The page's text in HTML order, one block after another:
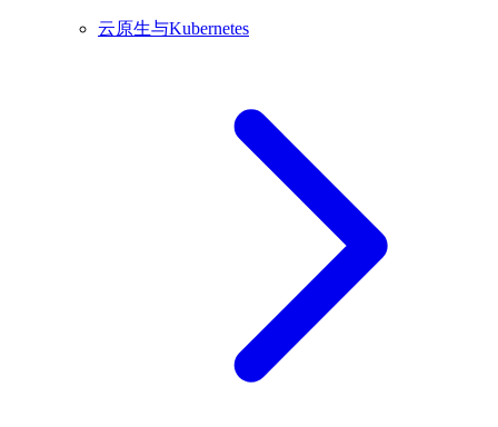
云原生与Kubernetes